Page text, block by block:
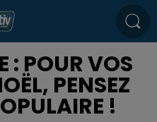
: POUR VOS
PENSEZ
!